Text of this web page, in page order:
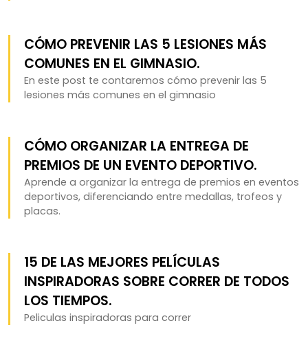
CÓMO PREVENIR LAS 5 LESIONES MÁS
COMUNES EN EL GIMNASIO.
En este post te contaremos cómo prevenir las 5
lesiones más comunes en el gimnasio
CÓMO ORGANIZAR LA ENTREGA DE
PREMIOS DE UN EVENTO DEPORTIVO.
Aprende a organizar la entrega de premios en eventos
deportivos, diferenciando entre medallas, trofeos y
placas.
15 DE LAS MEJORES PELÍCULAS
INSPIRADORAS SOBRE CORRER DE TODOS
LOS TIEMPOS.
Peliculas inspiradoras para correr